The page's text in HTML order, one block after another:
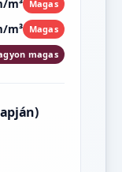
m³ Magas
m³ Magas
magas